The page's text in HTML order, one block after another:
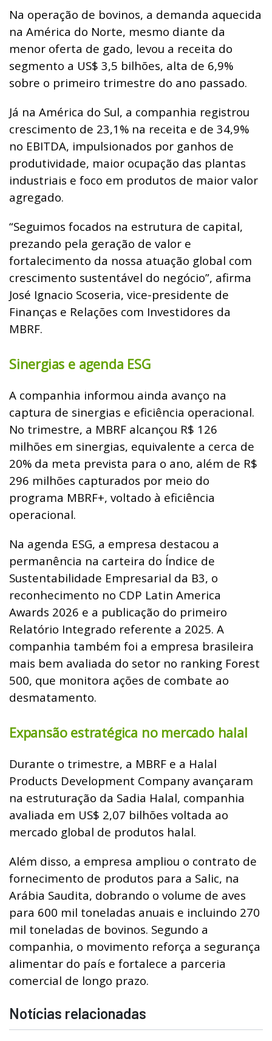
Na operação de bovinos, a demanda aquecida
na América do Norte, mesmo diante da
menor oferta de gado, levou a receita do
segmento a US$ 3,5 bilhões, alta de 6,9%
sobre o primeiro trimestre do ano passado.
Já na América do Sul, a companhia registrou
crescimento de 23,1% na receita e de 34,9%
no EBITDA, impulsionados por ganhos de
produtividade, maior ocupação das plantas
industriais e foco em produtos de maior valor
agregado.
“Seguimos focados na estrutura de capital,
prezando pela geração de valor e
fortalecimento da nossa atuação global com
crescimento sustentável do negócio”, afirma
José Ignacio Scoseria, vice-presidente de
Finanças e Relações com Investidores da
MBRF.
Sinergias e agenda ESG
A companhia informou ainda avanço na
captura de sinergias e eficiência operacional.
No trimestre, a MBRF alcançou R$ 126
milhões em sinergias, equivalente a cerca de
20% da meta prevista para o ano, além de R$
296 milhões capturados por meio do
programa MBRF+, voltado à eficiência
operacional.
Na agenda ESG, a empresa destacou a
permanência na carteira do Índice de
Sustentabilidade Empresarial da B3, o
reconhecimento no CDP Latin America
Awards 2026 e a publicação do primeiro
Relatório Integrado referente a 2025. A
companhia também foi a empresa brasileira
mais bem avaliada do setor no ranking Forest
500, que monitora ações de combate ao
desmatamento.
Expansão estratégica no mercado halal
Durante o trimestre, a MBRF e a Halal
Products Development Company avançaram
na estruturação da Sadia Halal, companhia
avaliada em US$ 2,07 bilhões voltada ao
mercado global de produtos halal.
Além disso, a empresa ampliou o contrato de
fornecimento de produtos para a Salic, na
Arábia Saudita, dobrando o volume de aves
para 600 mil toneladas anuais e incluindo 270
mil toneladas de bovinos. Segundo a
companhia, o movimento reforça a segurança
alimentar do país e fortalece a parceria
comercial de longo prazo.
Notícias relacionadas